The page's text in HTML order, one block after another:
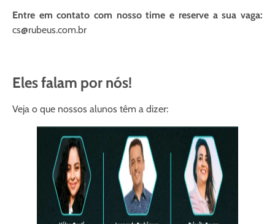
Entre em contato com nosso time e reserve a sua vaga:
cs@rubeus.com.br
Eles falam por nós!
Veja o que nossos alunos têm a dizer: